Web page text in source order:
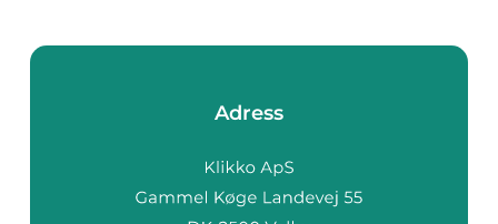
Adress